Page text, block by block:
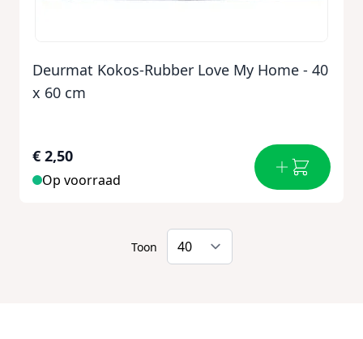
Deurmat Kokos-Rubber Love My Home - 40
x 60 cm
€ 2,50
Op voorraad
Toon